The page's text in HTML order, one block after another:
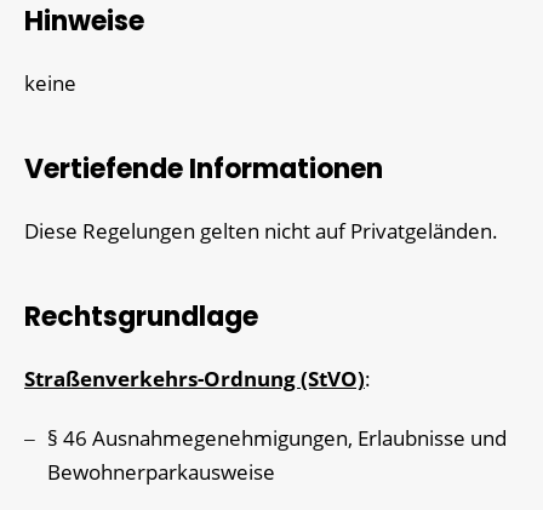
Hinweise
keine
Vertiefende Informationen
Diese Regelungen gelten nicht auf Privatgeländen.
Rechtsgrundlage
Straßenverkehrs-Ordnung (StVO):
§ 46 Ausnahmegenehmigungen, Erlaubnisse und
Bewohnerparkausweise